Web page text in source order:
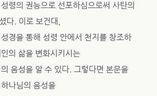
령의 권능으로 선포하심으로써 사탄의
다. 이로 보건대,
경을 통해 성령 안에서 천지를 창조하
의 삶을 변화시키시는
음성을 알 수 있다. 그렇다면 본문을
나님의 음성을